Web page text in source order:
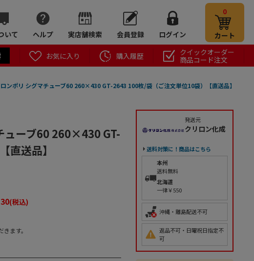
いて ヘルプ 実店舗検索 会員登録 ログイン
0
カート
お気に入り 購入履歴
クイックオーダー
商品コード注文
ンポリ シグマチューブ60 260×430 GT-2643 100枚/袋（ご注文単位10袋）【直送品】
ューブ60 260×430 GT-
直送品】
(税込)
ます。
発送元
クリロン化成
送料対策に！商品はこちら
本州
送料無料
北海道
一律￥550
沖縄・離島配送不可
返品不可・日曜祝日指定不
可